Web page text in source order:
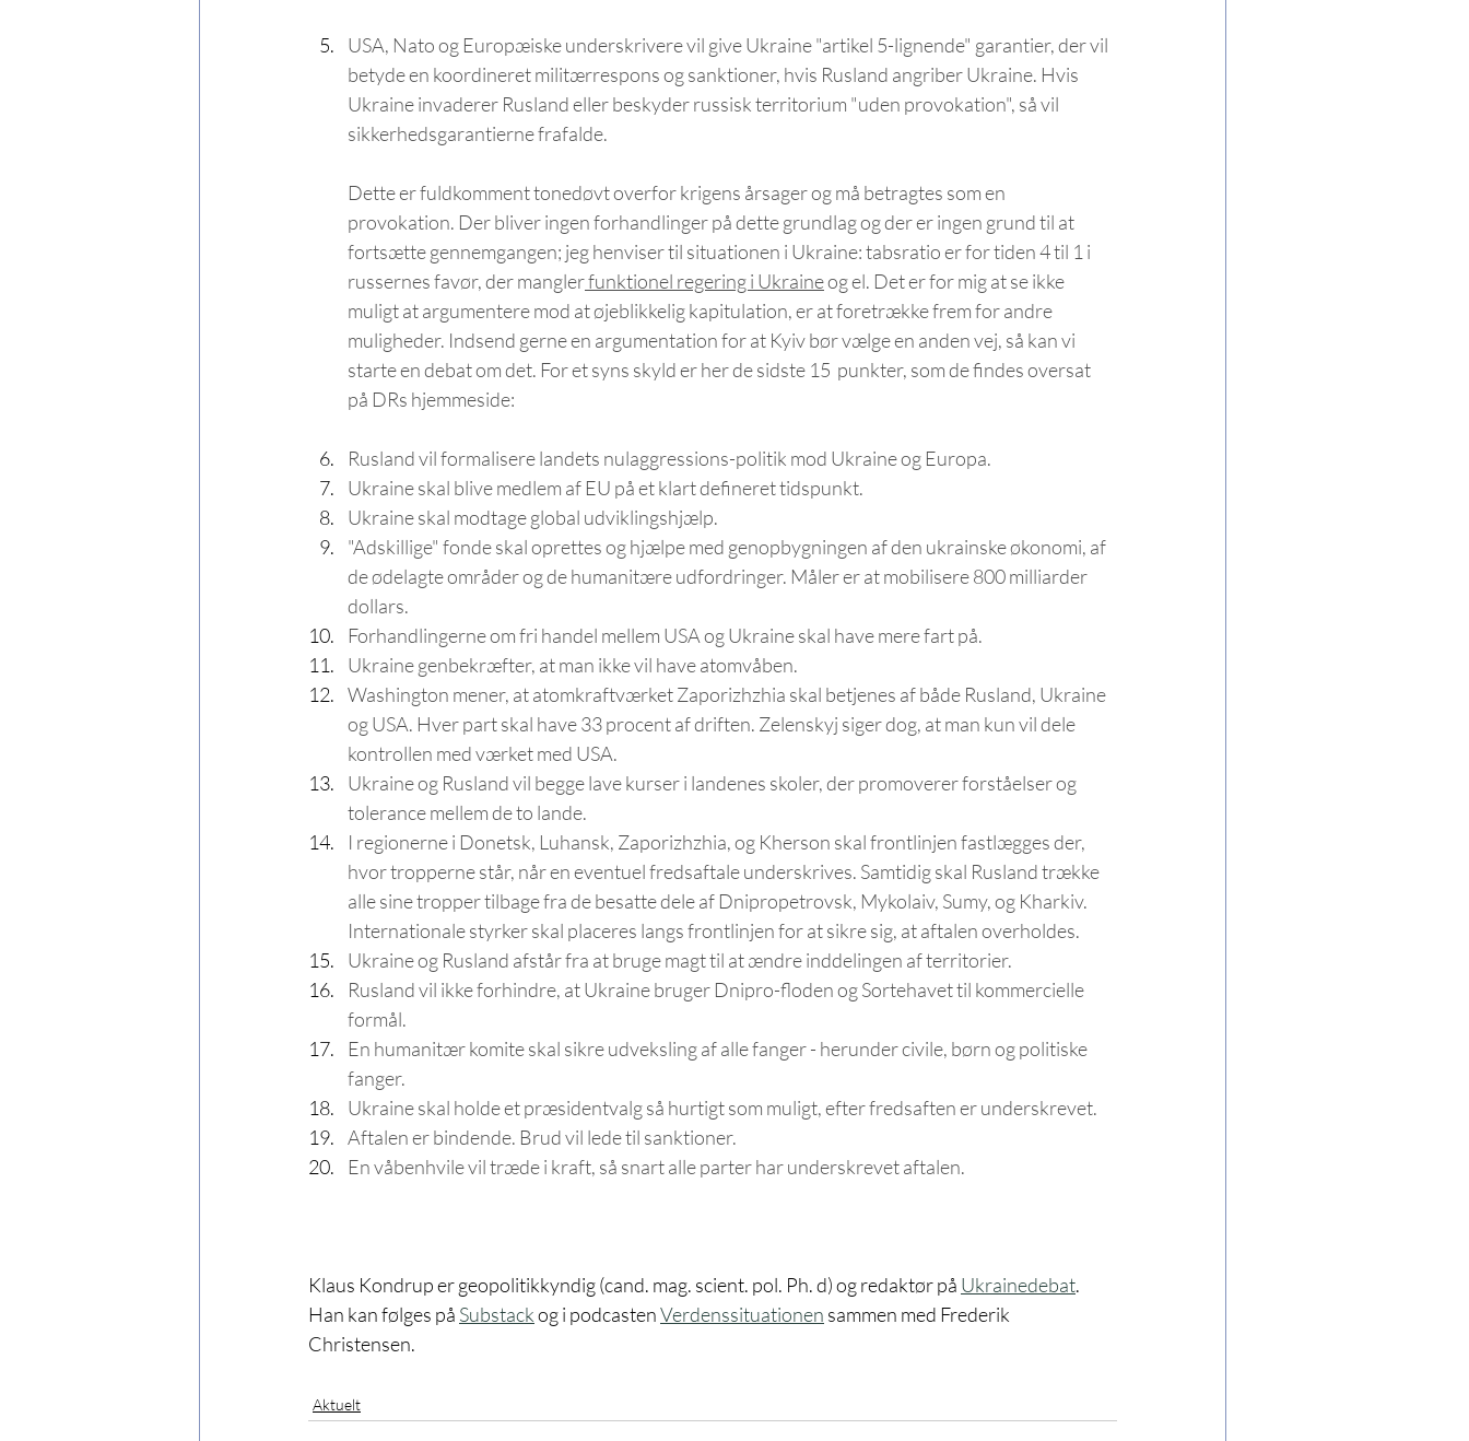
USA, Nato og Europæiske underskrivere vil give Ukraine "artikel 5-lignende" garantier, der vil
betyde en koordineret militærrespons og sanktioner, hvis Rusland angriber Ukraine. Hvis
Ukraine invaderer Rusland eller beskyder russisk territorium "uden provokation", så vil
sikkerhedsgarantierne frafalde.
Dette er fuldkomment tonedøvt overfor krigens årsager og må betragtes som en
provokation. Der bliver ingen forhandlinger på dette grundlag og der er ingen grund til at
fortsætte gennemgangen; jeg henviser til situationen i Ukraine: tabsratio er for tiden 4 til 1 i
russernes favør, der mangler funktionel regering i Ukraine og el. Det er for mig at se ikke
muligt at argumentere mod at øjeblikkelig kapitulation, er at foretrække frem for andre
muligheder. Indsend gerne en argumentation for at Kyiv bør vælge en anden vej, så kan vi
starte en debat om det. For et syns skyld er her de sidste 15  punkter, som de findes oversat
på DRs hjemmeside:
Rusland vil formalisere landets nulaggressions-politik mod Ukraine og Europa.
Ukraine skal blive medlem af EU på et klart defineret tidspunkt.
Ukraine skal modtage global udviklingshjælp.
"Adskillige" fonde skal oprettes og hjælpe med genopbygningen af den ukrainske økonomi, af
de ødelagte områder og de humanitære udfordringer. Måler er at mobilisere 800 milliarder
dollars.
Forhandlingerne om fri handel mellem USA og Ukraine skal have mere fart på.
Ukraine genbekræfter, at man ikke vil have atomvåben.
Washington mener, at atomkraftværket Zaporizhzhia skal betjenes af både Rusland, Ukraine
og USA. Hver part skal have 33 procent af driften. Zelenskyj siger dog, at man kun vil dele
kontrollen med værket med USA.
Ukraine og Rusland vil begge lave kurser i landenes skoler, der promoverer forståelser og
tolerance mellem de to lande.
I regionerne i Donetsk, Luhansk, Zaporizhzhia, og Kherson skal frontlinjen fastlægges der,
hvor tropperne står, når en eventuel fredsaftale underskrives. Samtidig skal Rusland trække
alle sine tropper tilbage fra de besatte dele af Dnipropetrovsk, Mykolaiv, Sumy, og Kharkiv.
Internationale styrker skal placeres langs frontlinjen for at sikre sig, at aftalen overholdes.
Ukraine og Rusland afstår fra at bruge magt til at ændre inddelingen af territorier.
Rusland vil ikke forhindre, at Ukraine bruger Dnipro-floden og Sortehavet til kommercielle
formål.
En humanitær komite skal sikre udveksling af alle fanger - herunder civile, børn og politiske
fanger.
Ukraine skal holde et præsidentvalg så hurtigt som muligt, efter fredsaften er underskrevet.
Aftalen er bindende. Brud vil lede til sanktioner.
En våbenhvile vil træde i kraft, så snart alle parter har underskrevet aftalen.
Klaus Kondrup er geopolitikkyndig (cand. mag. scient. pol. Ph. d) og redaktør på Ukrainedebat.
Han kan følges på Substack og i podcasten Verdenssituationen sammen med Frederik
Christensen.
Aktuelt